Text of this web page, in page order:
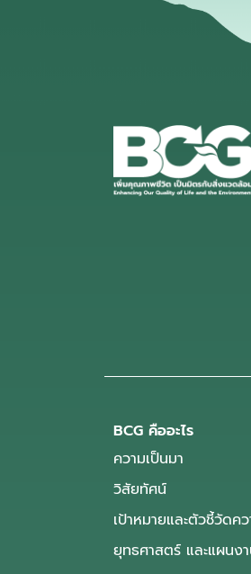
BCG คืออะไร
ความเป็นมา
วิสัยทัศน์
เป้าหมายและตัวชี้วัดคว
ยุทธศาสตร์ และแผนง